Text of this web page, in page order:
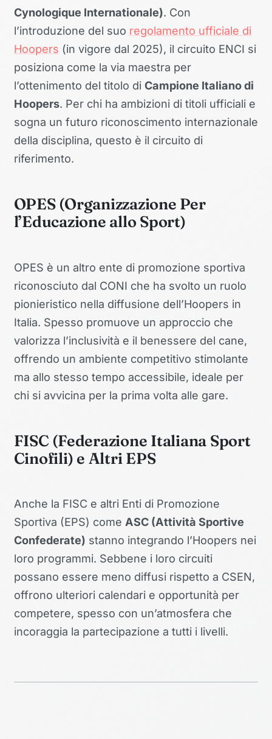
Cynologique Internationale). Con
l’introduzione del suo regolamento ufficiale di
Hoopers (in vigore dal 2025), il circuito ENCI si
posiziona come la via maestra per
l’ottenimento del titolo di Campione Italiano di
Hoopers. Per chi ha ambizioni di titoli ufficiali e
sogna un futuro riconoscimento internazionale
della disciplina, questo è il circuito di
riferimento.
OPES (Organizzazione Per
l’Educazione allo Sport)
OPES è un altro ente di promozione sportiva
riconosciuto dal CONI che ha svolto un ruolo
pionieristico nella diffusione dell’Hoopers in
Italia. Spesso promuove un approccio che
valorizza l’inclusività e il benessere del cane,
offrendo un ambiente competitivo stimolante
ma allo stesso tempo accessibile, ideale per
chi si avvicina per la prima volta alle gare.
FISC (Federazione Italiana Sport
Cinofili) e Altri EPS
Anche la FISC e altri Enti di Promozione
Sportiva (EPS) come ASC (Attività Sportive
Confederate) stanno integrando l’Hoopers nei
loro programmi. Sebbene i loro circuiti
possano essere meno diffusi rispetto a CSEN,
offrono ulteriori calendari e opportunità per
competere, spesso con un’atmosfera che
incoraggia la partecipazione a tutti i livelli.